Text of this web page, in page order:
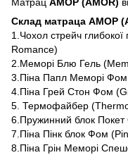
Матрац АМОР (AMOR)
Склад матраца АМОР (
1.Чохол стрейч
Romance)
2.Меморі Блю Гель
3.Піна Папл Меморі
4.Піна Грей Стон Фом
5. Термофайбер
6.Пружинний блок Покет
7.Піна Пінк блок Фом
8.Піна Грін Меморі